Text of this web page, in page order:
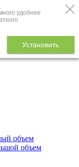
удобнее
Установить
объем
объем